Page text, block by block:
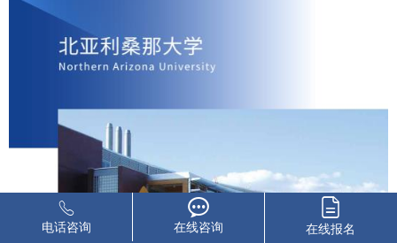
电话咨询 在线咨询 在线报名